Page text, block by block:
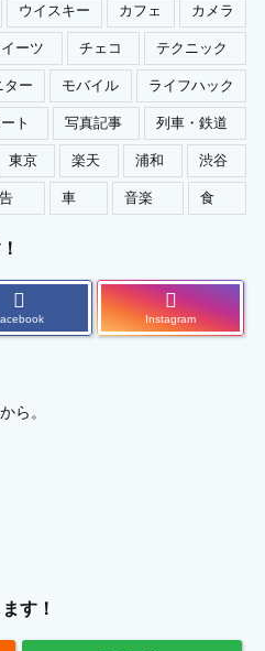
ウイスキー カフェ
カメラ
ーツ チェコ
テクニック
ター モバイル
ライフハック
ト 写真記事
列車・鉄道
東京 楽天 浦和
渋谷
車 音楽 食
Instagram
ら。
す！